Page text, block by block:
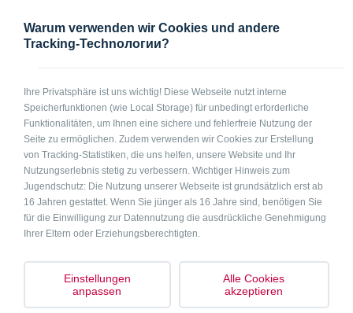
Preise
auf Anfrage
Bürozeiten
Sa + So
10:00 – 18:00
Warum verwenden wir Cookies und andere
Tracking-Technологии?
Ihre Privatsphäre ist uns wichtig! Diese Webseite nutzt interne
Speicherfunktionen (wie Local Storage) für unbedingt erforderliche
Funktionalitäten, um Ihnen eine sichere und fehlerfreie Nutzung der
Seite zu ermöglichen. Zudem verwenden wir Cookies zur Erstellung
von Tracking-Statistiken, die uns helfen, unsere Website und Ihr
Nutzungserlebnis stetig zu verbessern. Wichtiger Hinweis zum
Jugendschutz: Die Nutzung unserer Webseite ist grundsätzlich erst ab
16 Jahren gestattet. Wenn Sie jünger als 16 Jahre sind, benötigen Sie
für die Einwilligung zur Datennutzung die ausdrückliche Genehmigung
Ihrer Eltern oder Erziehungsberechtigten.
Einstellungen
anpassen
Alle Cookies
akzeptieren